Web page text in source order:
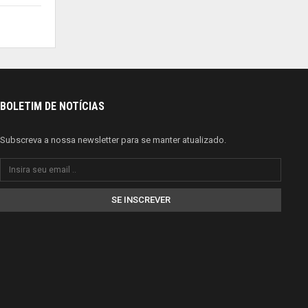
BOLETIM DE NOTÍCIAS
Subscreva a nossa newsletter para se manter atualizado.
SE INSCREVER